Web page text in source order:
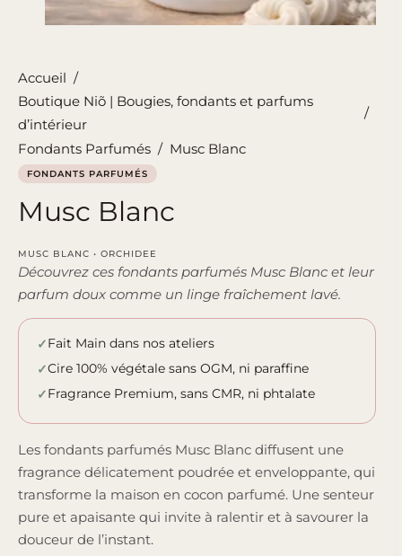
Accueil /
Boutique Niõ | Bougies, fondants et parfums
d’intérieur
/
Fondants Parfumés / Musc Blanc
FONDANTS PARFUMÉS
Musc Blanc
MUSC BLANC • ORCHIDEE
Découvrez ces fondants parfumés Musc Blanc et leur
parfum doux comme un linge fraîchement lavé.
Fait Main dans nos ateliers
Cire 100% végétale sans OGM, ni paraffine
Fragrance Premium, sans CMR, ni phtalate
Les fondants parfumés Musc Blanc diffusent une
fragrance délicatement poudrée et enveloppante, qui
transforme la maison en cocon parfumé. Une senteur
pure et apaisante qui invite à ralentir et à savourer la
douceur de l’instant.